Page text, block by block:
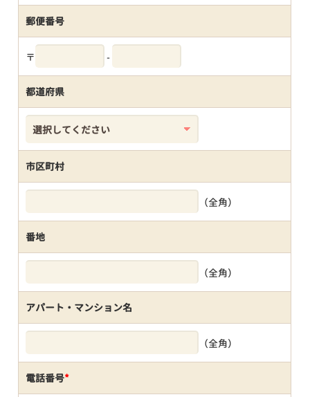
郵便番号
〒 -
都道府県
市区町村
（全角）
番地
（全角）
アパート・マンション名
（全角）
電話番号*